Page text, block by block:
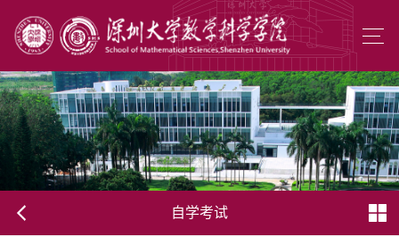
自学考试